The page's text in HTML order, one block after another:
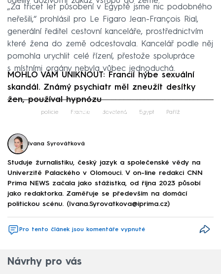
„Za třicet let působení v Egyptě jsme nic podobného
neřešili,“ prohlásil pro Le Figaro Jean-François Rial,
generální ředitel cestovní kanceláře, prostřednictvím
které žena do země odcestovala. Kancelář podle něj
pomohla urychlit celé řízení, přestože spolupráce
s místními orgány nebyla vůbec jednoduchá.
MOHLO VÁM UNIKNOUT: Francií hýbe sexuální
skandál. Známý psychiatr měl zneužít desítky
žen, používal hypnózu
Failed to fetch
policie Francie dovolená Egypt Paříž
Ivana Syrovátková
Studuje žurnalistiku, český jazyk a společenské vědy na
Univerzitě Palackého v Olomouci. V on-line redakci CNN
Prima NEWS začala jako stážistka, od října 2023 působí
jako redaktorka. Zaměřuje se především na domácí
politickou scénu. (Ivana.Syrovatkova@iprima.cz)
Pro tento článek jsou komentáře vypnuté
Návrhy pro vás